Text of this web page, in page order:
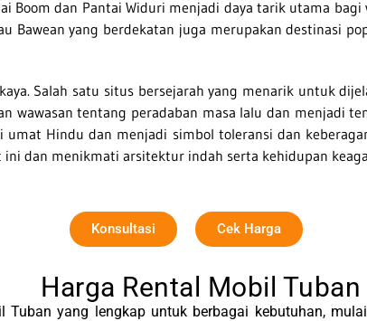
Boom dan Pantai Widuri menjadi daya tarik utama
Bawean yang berdekatan juga merupakan destinasi
Salah satu situs bersejarah yang menarik untuk
wawasan tentang peradaban masa lalu dan menjadi
Hindu dan menjadi simbol toleransi dan
dan menikmati arsitektur indah serta kehidupan
Konsultasi Cek Harga
Harga Rental Mobil Tuban
yang lengkap untuk berbagai kebutuhan,